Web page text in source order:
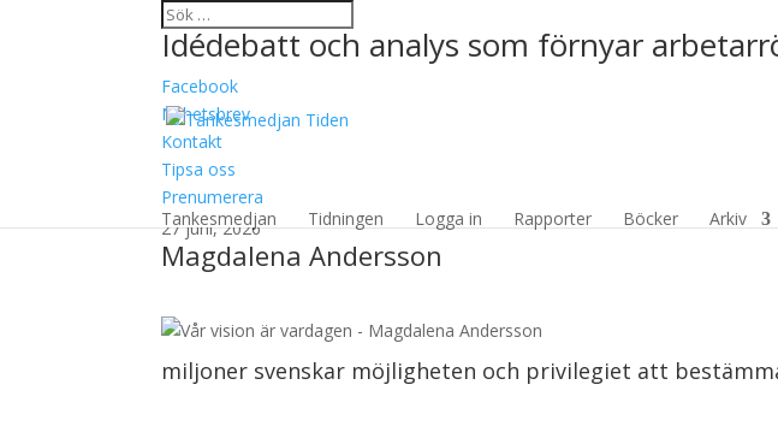
Idédebatt och analys som förnyar
Facebook
Nyhetsbrev
Kontakt
Tipsa oss
Prenumerera
Tankesmedjan
Tidningen Logga in Rapporter Böcker Arkiv
Vår vision är vardagen
27 juni, 2026
Magdalena Andersson
miljoner svenskar möjligheten och privilegiet att